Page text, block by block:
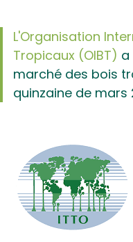
L'Organisation
Tropicaux (OIBT) a
marché des bois
quinzaine de mars